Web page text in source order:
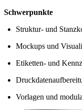
Schwerpunkte
Struktur- und
Mockups und
Etiketten- und
Vorlagen und